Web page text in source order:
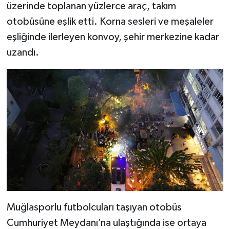
üzerinde toplanan yüzlerce araç, takım
otobüsüne eşlik etti. Korna sesleri ve meşaleler
eşliğinde ilerleyen konvoy, şehir merkezine kadar
uzandı.
Muğlasporlu futbolcuları taşıyan otobüs
Cumhuriyet Meydanı’na ulaştığında ise ortaya